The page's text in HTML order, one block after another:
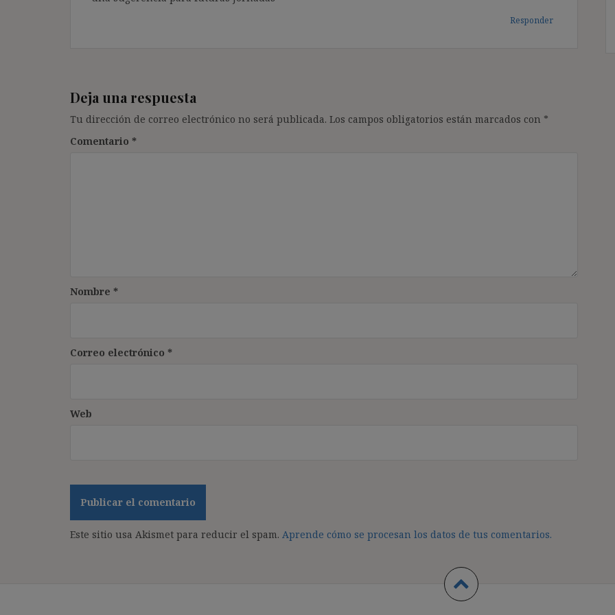
Responder
Deja una respuesta
Tu dirección de correo electrónico no será publicada. Los campos obligatorios están marcados con *
Comentario *
Nombre *
Correo electrónico *
Web
Este sitio usa Akismet para reducir el spam. Aprende cómo se procesan los datos de tus comentarios.